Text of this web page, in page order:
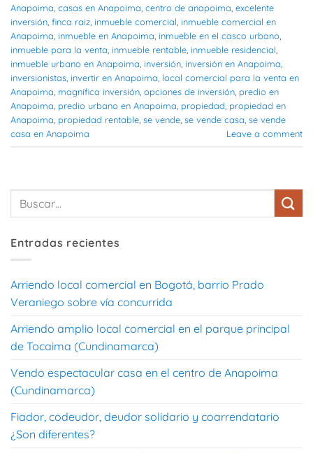
Anapoima casas en Anapoima centro de anapoima excelente
inversión finca raiz inmueble comercial inmueble comercial en
Anapoima inmueble en Anapoima inmueble en el casco urbano
inmueble para la venta inmueble rentable inmueble residencial
inmueble urbano en Anapoima inversión inversión en Anapoima
inversionistas invertir en Anapoima local comercial para la venta en
Anapoima magnífica inversión opciones de inversión predio en
Anapoima predio urbano en Anapoima propiedad propiedad en
Anapoima propiedad rentable se vende se vende casa se vende
casa en Anapoima
Leave a comment
Entradas recientes
Arriendo local comercial en Bogotá, barrio Prado
Veraniego sobre vía concurrida
Arriendo amplio local comercial en el parque principal
de Tocaima (Cundinamarca)
Vendo espectacular casa en el centro de Anapoima
(Cundinamarca)
Fiador, codeudor, deudor solidario y coarrendatario
¿Son diferentes?